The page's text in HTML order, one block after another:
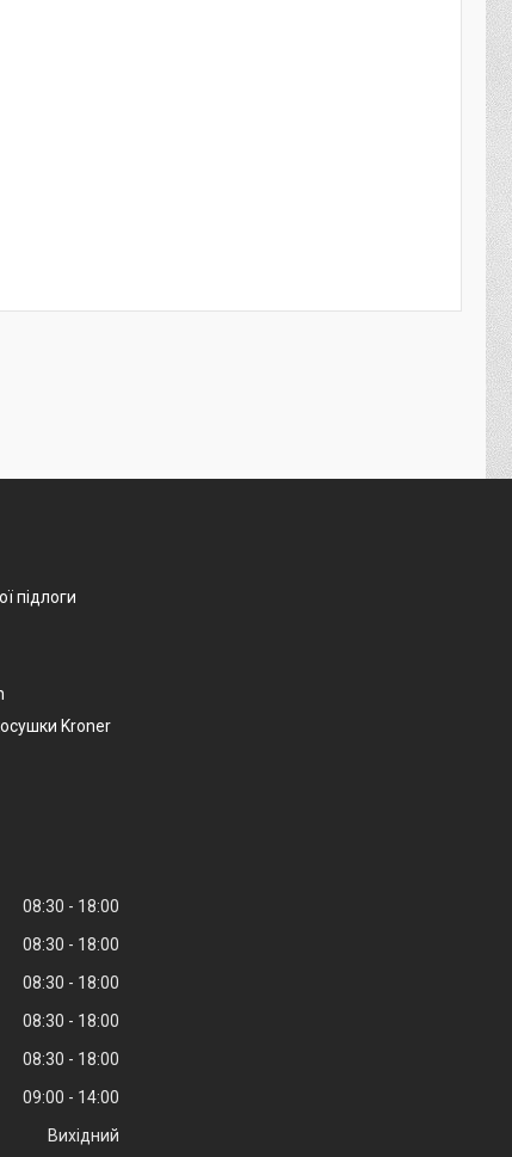
підлоги
Kroner
08:30
18:00
08:30
18:00
08:30
18:00
08:30
18:00
08:30
18:00
09:00
14:00
Вихідний